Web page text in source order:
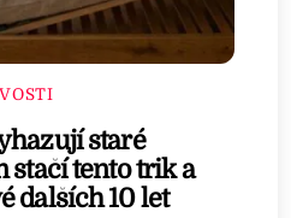
staré
stačí tento trik a
dalších 10 let